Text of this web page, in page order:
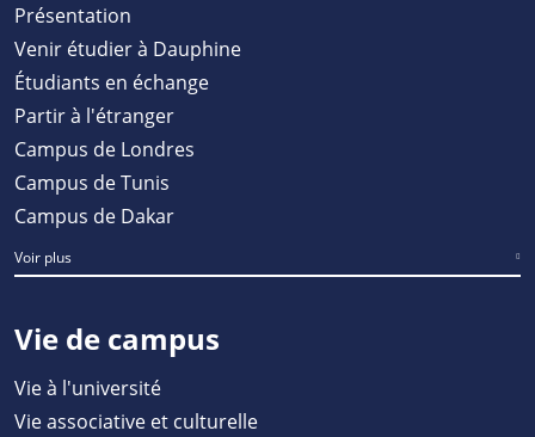
Présentation
Venir étudier à Dauphine
Étudiants en échange
Partir à l'étranger
Campus de Londres
Campus de Tunis
Campus de Dakar
Voir plus
Vie de campus
Vie à l'université
Vie associative et culturelle